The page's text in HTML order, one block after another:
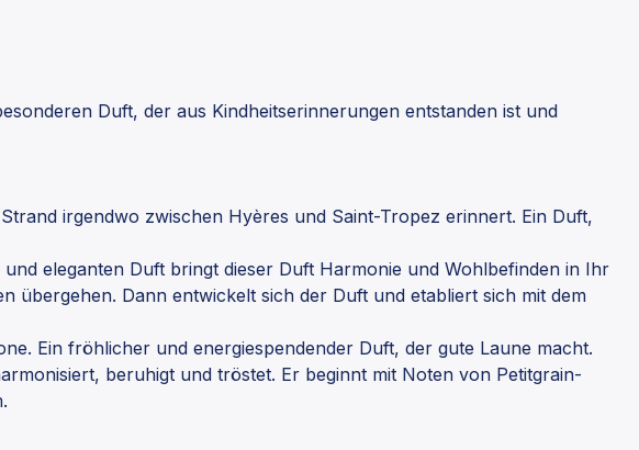
Duft, der aus Kindheitserinnerungen entstanden ist und
irgendwo zwischen Hyères und Saint-Tropez erinnert. Ein Duft,
eleganten Duft bringt dieser Duft Harmonie und Wohlbefinden in Ihr
übergehen. Dann entwickelt sich der Duft und etabliert sich mit dem
Ein fröhlicher und energiespendender Duft, der gute Laune macht.
beruhigt und tröstet. Er beginnt mit Noten von Petitgrain-